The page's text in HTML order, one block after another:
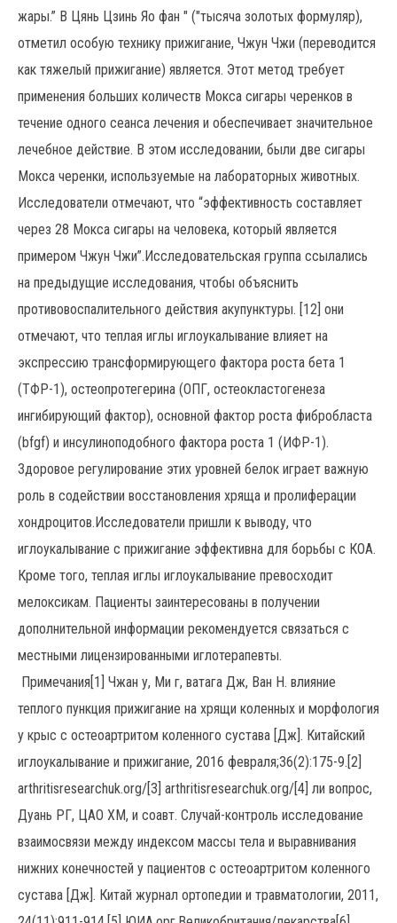
жары.” В Цянь Цзинь Яо фан " ("тысяча золотых формуляр),
отметил особую технику прижигание, Чжун Чжи (переводится
как тяжелый прижигание) является. Этот метод требует
применения больших количеств Мокса сигары черенков в
течение одного сеанса лечения и обеспечивает значительное
лечебное действие. В этом исследовании, были две сигары
Мокса черенки, используемые на лабораторных животных.
Исследователи отмечают, что “эффективность составляет
через 28 Мокса сигары на человека, который является
примером Чжун Чжи”.Исследовательская группа ссылались
на предыдущие исследования, чтобы объяснить
противовоспалительного действия акупунктуры. [12] они
отмечают, что теплая иглы иглоукалывание влияет на
экспрессию трансформирующего фактора роста бета 1
(ТФР-1), остеопротегерина (ОПГ, остеокластогенеза
ингибирующий фактор), основной фактор роста фибробласта
(bfgf) и инсулиноподобного фактора роста 1 (ИФР-1).
Здоровое регулирование этих уровней белок играет важную
роль в содействии восстановления хряща и пролиферации
хондроцитов.Исследователи пришли к выводу, что
иглоукалывание с прижигание эффективна для борьбы с КОА.
Кроме того, теплая иглы иглоукалывание превосходит
мелоксикам. Пациенты заинтересованы в получении
дополнительной информации рекомендуется связаться с
местными лицензированными иглотерапевты.
Примечания[1] Чжан у, Ми г, ватага Дж, Ван Н. влияние
теплого пункция прижигание на хрящи коленных и морфология
у крыс с остеоартритом коленного сустава [Дж]. Китайский
иглоукалывание и прижигание, 2016 февраля;36(2):175-9.[2]
arthritisresearchuk.org/[3] arthritisresearchuk.org/[4] ли вопрос,
Дуань РГ, ЦАО ХМ, и соавт. Случай-контроль исследование
взаимосвязи между индексом массы тела и выравнивания
нижних конечностей у пациентов с остеоартритом коленного
сустава [Дж]. Китай журнал ортопедии и травматологии, 2011,